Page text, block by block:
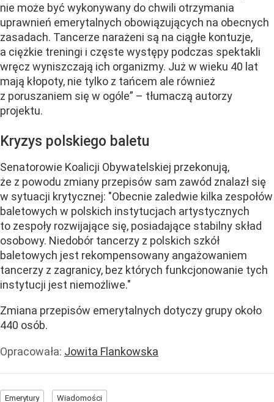
nie może być wykonywany do chwili otrzymania
uprawnień emerytalnych obowiązujących na obecnych
zasadach. Tancerze narażeni są na ciągłe kontuzje,
a ciężkie treningi i częste występy podczas spektakli
wręcz wyniszczają ich organizmy. Już w wieku 40 lat
mają kłopoty, nie tylko z tańcem ale również
z poruszaniem się w ogóle” – tłumaczą autorzy
projektu.
Kryzys polskiego baletu
Senatorowie Koalicji Obywatelskiej przekonują,
że z powodu zmiany przepisów sam zawód znalazł się
w sytuacji krytycznej: "Obecnie zaledwie kilka zespołów
baletowych w polskich instytucjach artystycznych
to zespoły rozwijające się, posiadające stabilny skład
osobowy. Niedobór tancerzy z polskich szkół
baletowych jest rekompensowany angażowaniem
tancerzy z zagranicy, bez których funkcjonowanie tych
instytucji jest niemożliwe."
Zmiana przepisów emerytalnych dotyczy grupy około
440 osób.
Opracowała: Jowita Flankowska
Emerytury Wiadomości